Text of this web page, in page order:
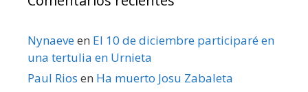
Nynaeveen El 10 de diciembre participaré en
una tertulia en Urnieta
Paul Rios en Ha muerto Josu Zabaleta